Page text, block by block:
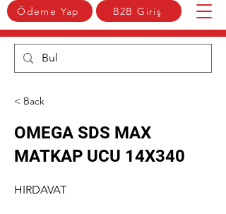
Ödeme Yap B2B Giriş
< Back
OMEGA SDS MAX
MATKAP UCU 14X340
HIRDAVAT